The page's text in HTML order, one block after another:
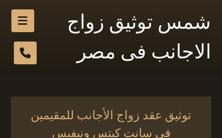
شمس توثيق زواج
الاجانب فى مصر
توثيق عقد زواج الأجانب للمقيمين
في سانت كيتس ونيفيس